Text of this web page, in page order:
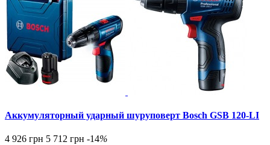
Аккумуляторный ударный шуруповерт Bosch GSB 120-LI
4 926 грн 5 712 грн -14%